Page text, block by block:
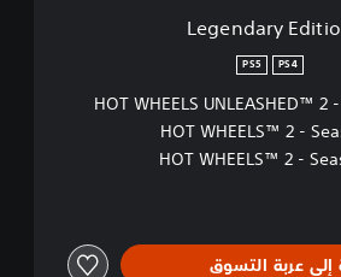
Legendary
PS4
PS5
HOT WHEELS UNLEASHED™
HOT WHEELS™ 2 -
HOT WHEELS™ 2 -
إلى عربة التسوق